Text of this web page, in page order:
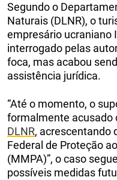
Segundo o
Naturais (DLNR), o
empresário ucraniano
interrogado pelas
foca, mas acabou
assistência jurídica.
“Até o momento, o
formalmente acusado
DLNR, acrescentando
Federal de Proteção
(MMPA)”, o caso
possíveis medidas